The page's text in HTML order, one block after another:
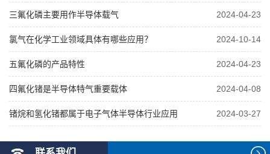
三氟化磷主要用作半导体载气 2024-04-23
氯气在化学工业领域具体有哪些应用？ 2024-10-14
五氟化磷的产品特性 2024-04-23
四氟化锗是半导体特气重要载体 2024-04-08
锗烷和氢化锗都属于电子气体半导体行业应用 2024-03-27